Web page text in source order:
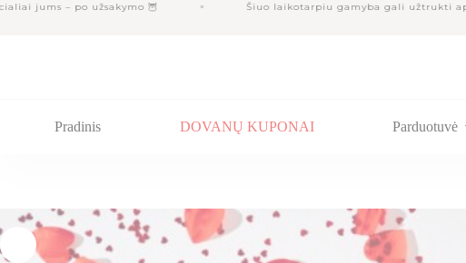
Skipjums – po užsakymo 🦉 Šiuo laikotarpiu gamyba gali užtrukti apie
Pradinis DOVANŲ KUPONAI Parduotuvė